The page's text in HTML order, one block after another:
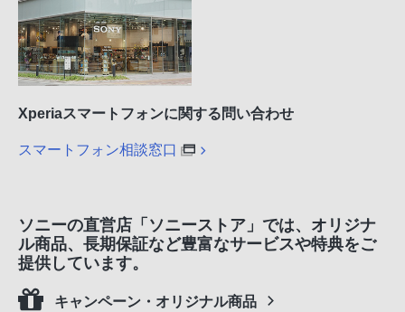
Xperiaスマートフォンに関する問い合わせ
スマートフォン相談窓口
ソニーの直営店「ソニーストア」では、オリジナ
ル商品、長期保証など豊富なサービスや特典をご
提供しています。
キャンペーン・オリジナル商品